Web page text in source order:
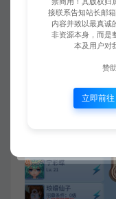
接联系告知站长邮
内容并致以最真诚
非资源本身，而是
本及用户对
赞
立即前往